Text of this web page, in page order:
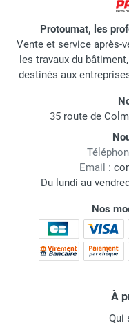
Protoumat, les
Vente et service après-
les travaux du
destinés aux
35 route de
Email :
Du lundi au
Nos
À
Qui